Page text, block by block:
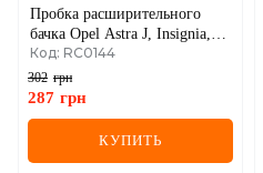
Пробка расширительного
бачка Opel Astra J, Insignia,
Chevrolet Aveo, Cruze
Код: RC0144
302 грн
287 грн
КУПИТЬ